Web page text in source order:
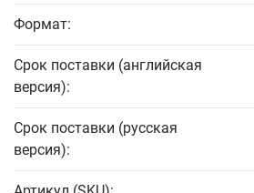
Формат:
Срок поставки (английская
версия):
Срок поставки (русская
версия):